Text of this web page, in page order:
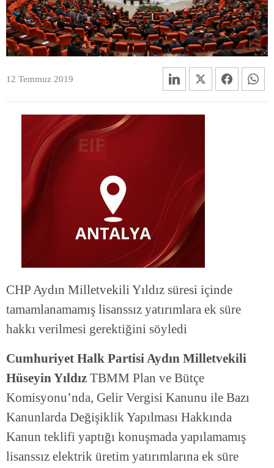
12 Temmuz 2019
CHP Aydın Milletvekili Yıldız süresi içinde
tamamlanamamış lisanssız yatırımlara ek süre
hakkı verilmesi gerektiğini söyledi
Cumhuriyet Halk Partisi Aydın Milletvekili
Hüseyin Yıldız TBMM Plan ve Bütçe
Komisyonu’nda, Gelir Vergisi Kanunu ile Bazı
Kanunlarda Değişiklik Yapılması Hakkında
Kanun teklifi yaptığı konuşmada yapılamamış
lisanssız elektrik üretim yatırımlarına ek süre